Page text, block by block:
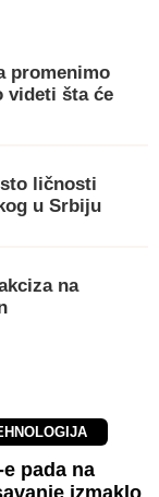
promenimo
videti šta će
ličnosti
u Srbiju
na
pada na
izmaklo